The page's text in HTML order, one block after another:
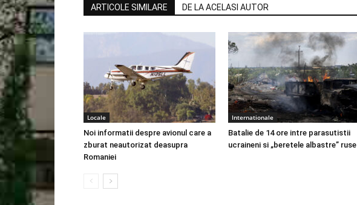
ARTICOLE SIMILARE DE LA ACELASI AUTOR
Locale
Noi informatii despre avionul care a
zburat neautorizat deasupra
Romaniei
Internationale
Batalie de 14 ore intre parasutistii
ucraineni si „beretele albastre” ruse